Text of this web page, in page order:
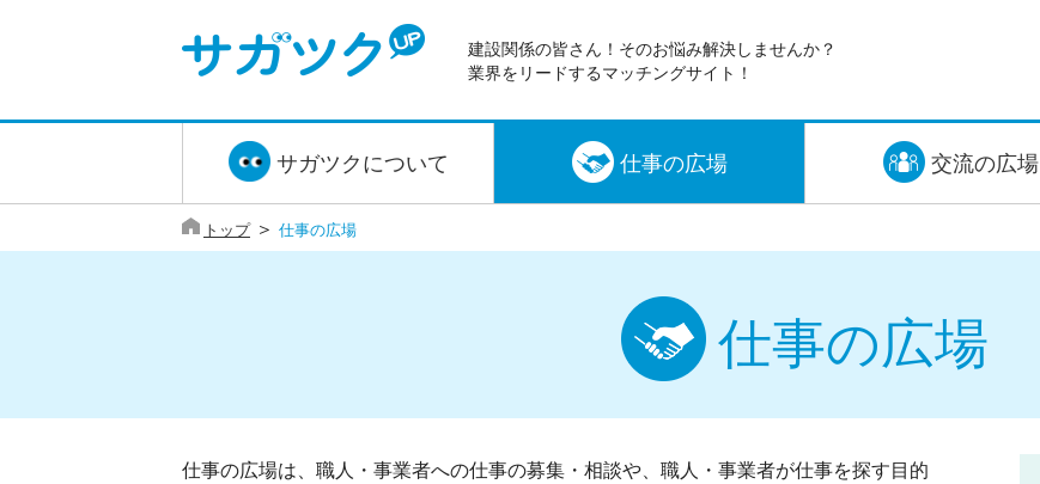
建設関係の皆さん！そのお悩み解決しませんか？
業界をリードするマッチングサイト！
サガツクについて 仕事の広場 交流の広場
トップ＞ 仕事の広場
仕事の広場
仕事の広場は、職人・事業者への仕事の募集・相談や、職人・事業者が仕事を探す目的